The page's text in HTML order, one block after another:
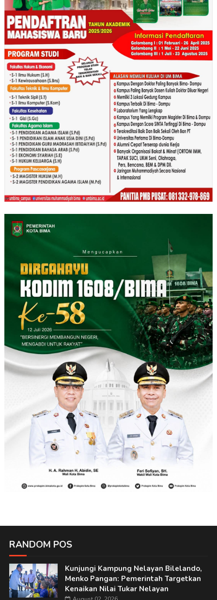
RANDOM POS
Kunjungi Kampung Nelayan Bilelando,
Menko Pangan: Pemerintah Targetkan
Kenaikan Nilai Tukar Nelayan